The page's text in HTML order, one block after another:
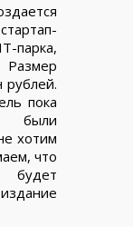
рублей.
пока
были
хотим
что